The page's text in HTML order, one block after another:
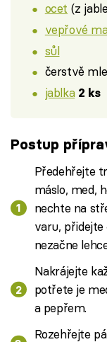
ocet (z
vepřové
sůl
čerstvě
jablka 2 ks
Postup
Předehřejte
máslo, med,
nechte na
varu,
nezačne
Nakrájejte
potřete je
a pepřem.
Rozehřejte